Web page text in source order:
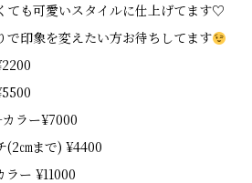
ても可愛いスタイルに仕上げてます♡
で印象を変えたい方お待ちしてます
ラー¥7000
(2㎝まで) ¥4400
ラー ¥11000